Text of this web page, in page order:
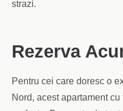
strazi.
Rezerva
Pentru cei care doresc o
Nord, acest apartament